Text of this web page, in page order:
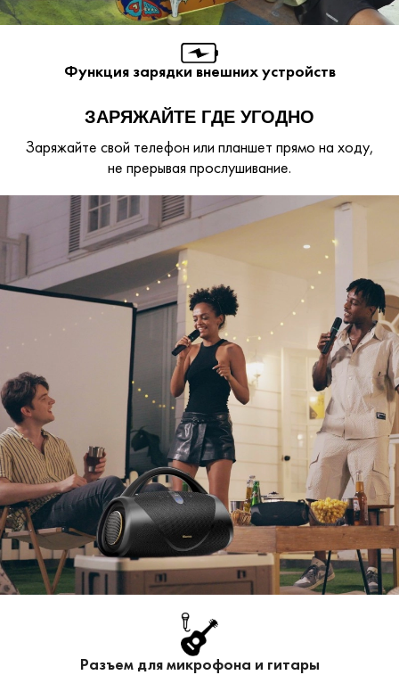
Функция зарядки внешних устройств
ЗАРЯЖАЙТЕ ГДЕ УГОДНО
Заряжайте свой телефон или планшет прямо на ходу,
не прерывая прослушивание.
Разъем для микрофона и гитары